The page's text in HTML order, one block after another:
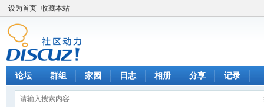
设为首页 收藏本站
论坛 群组 家园 日志 相册 分享 记录